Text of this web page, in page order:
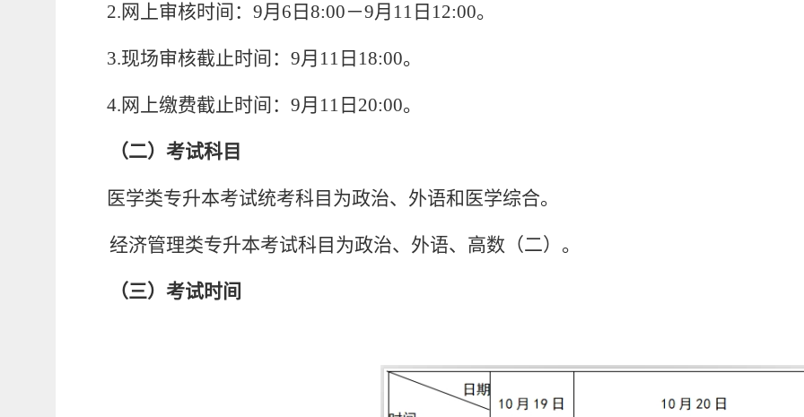
2.网上审核时间： 9月 6 日 8:00－9月 11 日 12:00。
3.现场审核截止时间： 9月 11 日 18:00。
4.网上缴费截止时间： 9月 11 日 20:00。
（二）考试科目
医学类专升本考试统考科目为政治、外语和 医学综合。
经济管理类专升本考试科目为政治、外语、高数（二）。
（三）考试时间